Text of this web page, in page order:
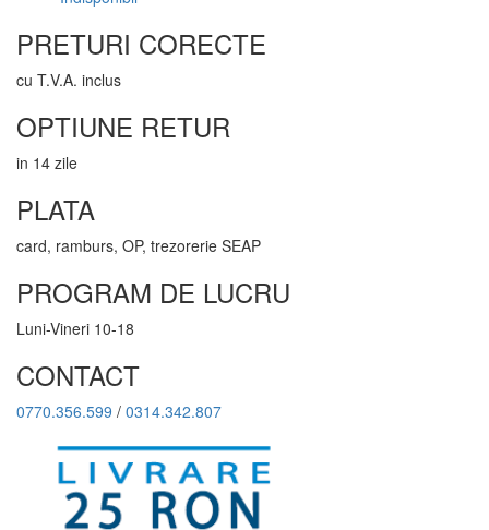
PRETURI CORECTE
cu T.V.A. inclus
OPTIUNE RETUR
in 14 zile
PLATA
card, ramburs, OP, trezorerie SEAP
PROGRAM DE LUCRU
Luni-Vineri 10-18
CONTACT
0770.356.599 / 0314.342.807